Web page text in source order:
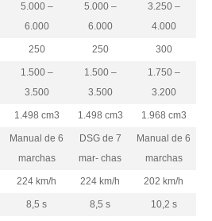
5.000 –
6.000
5.000 –
6.000
3.250 –
4.000
250 250 300
1.500 –
3.500
1.500 –
3.500
1.750 –
3.200
1.498 cm3 1.498 cm3 1.968 cm3
Manual de 6
marchas
DSG de 7
mar- chas
Manual de 6
marchas
224 km/h 224 km/h 202 km/h
8,5 s 8,5 s 10,2 s